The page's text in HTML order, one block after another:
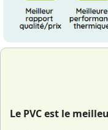
Le PVC est le